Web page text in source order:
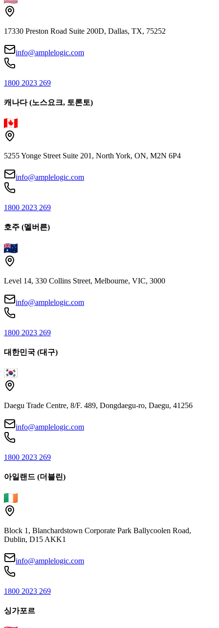
17330 Preston Road Suite 200D, Dallas, TX, 75252
info@amplelogic.com
1800 2023 269
캐나다 (노스요크, 토론토)
5255 Yonge Street Suite 201, North York, ON, M2N 6P4
info@amplelogic.com
1800 2023 269
호주 (멜버른)
Level 14, 330 Collins Street, Melbourne, VIC, 3000
info@amplelogic.com
1800 2023 269
대한민국 (대구)
Daegu Trade Centre, 8/F. 489, Dongdaegu-ro, Daegu, 41256
info@amplelogic.com
1800 2023 269
아일랜드 (더블린)
Block 1, Blanchardstown Corporate Park Ballycoolen Road,
Dublin, D15 AKK1
info@amplelogic.com
1800 2023 269
싱가포르